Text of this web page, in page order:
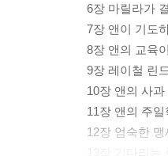
6장 마릴라가
7장 앤이 기도
8장 앤의 교육
9장 레이철 린
10장 앤의 사과
11장 앤의 주
12장 엄숙한